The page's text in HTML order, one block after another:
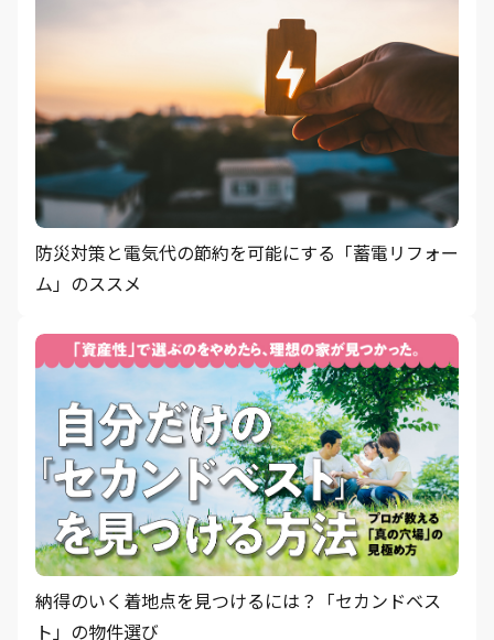
防災対策と電気代の節約を可能にする「蓄電リフォー
ム」のススメ
納得のいく着地点を見つけるには？「セカンドベス
ト」の物件選び